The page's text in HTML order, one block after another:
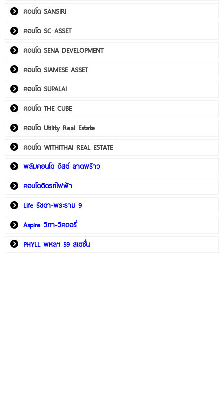
คอนโด SANSIRI
คอนโด SC ASSET
คอนโด SENA DEVELOPMENT
คอนโด SIAMESE ASSET
คอนโด SUPALAI
คอนโด THE CUBE
คอนโด Utility Real Estate
คอนโด WITHITHAI REAL ESTATE
พลัมคอนโด อีสต์ ลาดพร้าว
คอนโดติดรถไฟฟ้า
Life รัชดา-พระราม 9
Aspire วิภา-วิคตอรี่
PHYLL พหลฯ 59 สเตชั่น